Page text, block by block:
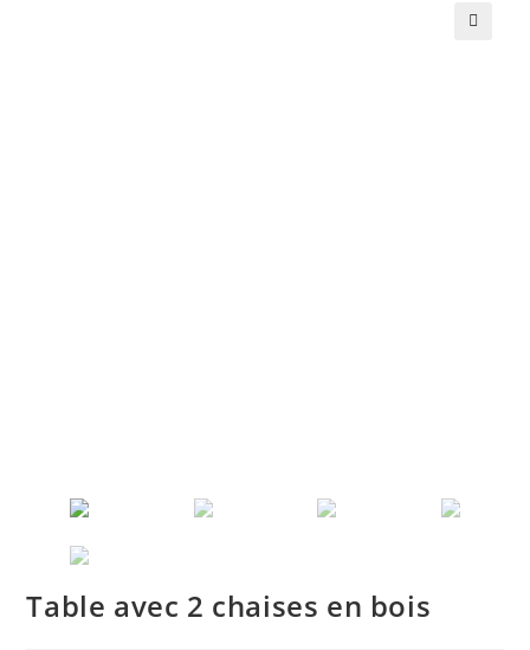
Table avec 2 chaises en bois